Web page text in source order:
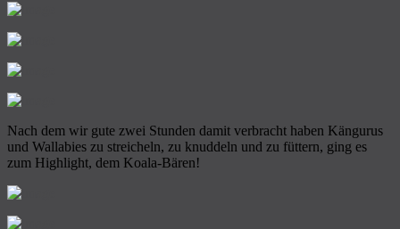
Nach dem wir gute zwei Stunden damit verbracht haben Kängurus
und Wallabies zu streicheln, zu knuddeln und zu füttern, ging es
zum Highlight, dem Koala-Bären!